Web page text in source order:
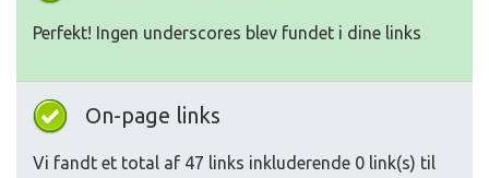
Perfekt! Ingen underscores blev fundet i dine links
On-page links
Vi fandt et total af 47 links inkluderende 0 link(s) til